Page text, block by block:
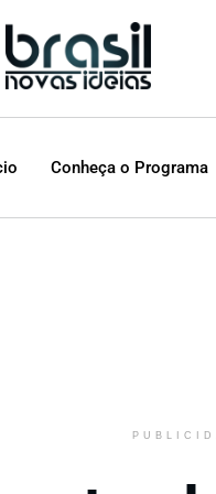
Conheça o Programa